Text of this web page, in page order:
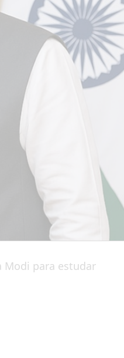
para estudar